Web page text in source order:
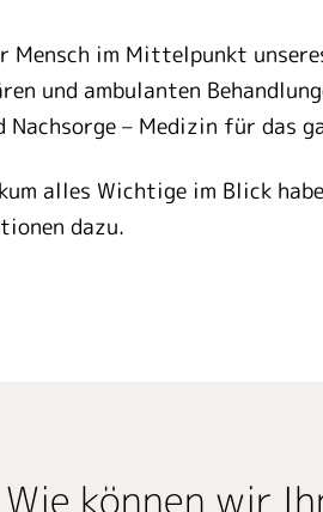
Mensch im Mittelpunkt
und ambulanten
– Medizin für das
alles Wichtige im Blick
dazu.
Wie können wir